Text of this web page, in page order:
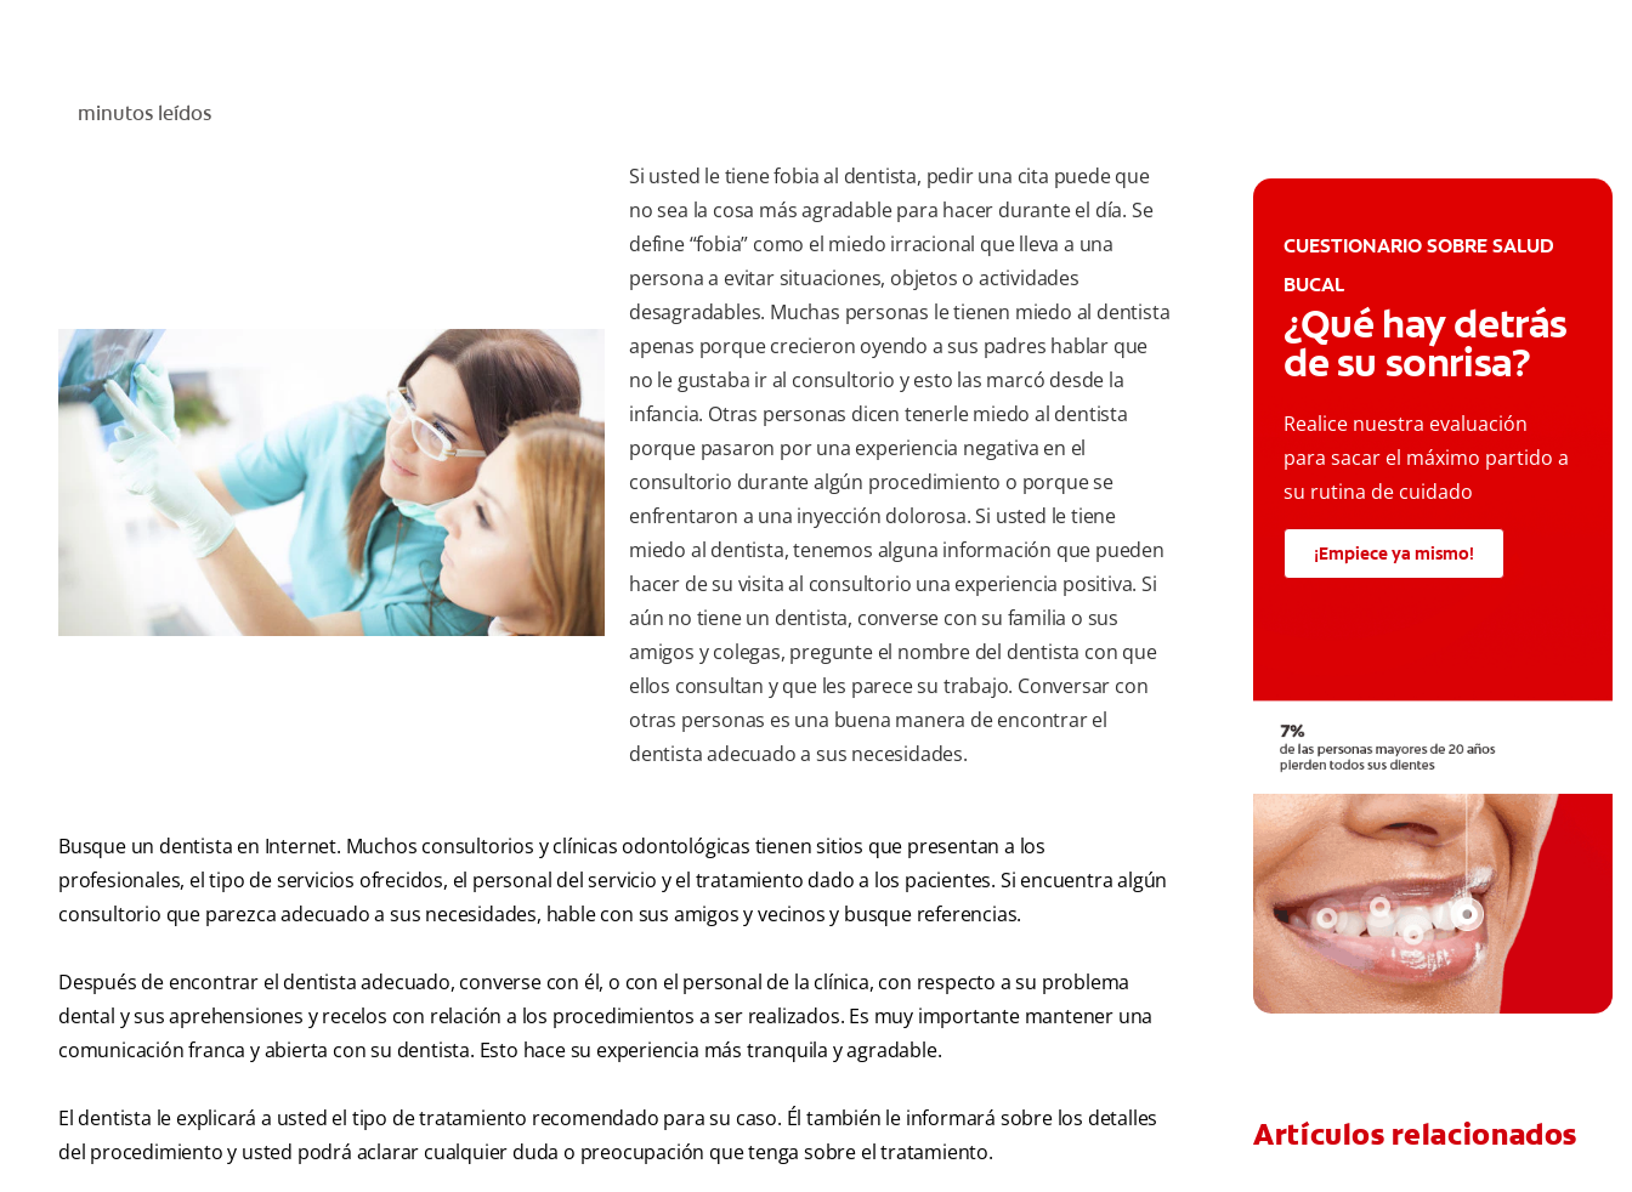
minutos leídos
Si usted le tiene fobia al dentista, pedir una cita puede que
no sea la cosa más agradable para hacer durante el día. Se
define “fobia” como el miedo irracional que lleva a una
persona a evitar situaciones, objetos o actividades
desagradables. Muchas personas le tienen miedo al dentista
apenas porque crecieron oyendo a sus padres hablar que
no le gustaba ir al consultorio y esto las marcó desde la
infancia. Otras personas dicen tenerle miedo al dentista
porque pasaron por una experiencia negativa en el
consultorio durante algún procedimiento o porque se
enfrentaron a una inyección dolorosa. Si usted le tiene
miedo al dentista, tenemos alguna información que pueden
hacer de su visita al consultorio una experiencia positiva. Si
aún no tiene un dentista, converse con su familia o sus
amigos y colegas, pregunte el nombre del dentista con que
ellos consultan y que les parece su trabajo. Conversar con
otras personas es una buena manera de encontrar el
dentista adecuado a sus necesidades.
Busque un dentista en Internet. Muchos consultorios y clínicas odontológicas tienen sitios que presentan a los
profesionales, el tipo de servicios ofrecidos, el personal del servicio y el tratamiento dado a los pacientes. Si encuentra algún
consultorio que parezca adecuado a sus necesidades, hable con sus amigos y vecinos y busque referencias.
Después de encontrar el dentista adecuado, converse con él, o con el personal de la clínica, con respecto a su problema
dental y sus aprehensiones y recelos con relación a los procedimientos a ser realizados. Es muy importante mantener una
comunicación franca y abierta con su dentista. Esto hace su experiencia más tranquila y agradable.
El dentista le explicará a usted el tipo de tratamiento recomendado para su caso. Él también le informará sobre los detalles
del procedimiento y usted podrá aclarar cualquier duda o preocupación que tenga sobre el tratamiento.
CUESTIONARIO SOBRE SALUD
BUCAL
¿Qué hay detrás
de su sonrisa?
Realice nuestra evaluación
para sacar el máximo partido a
su rutina de cuidado
¡Empiece ya mismo!
Artículos relacionados